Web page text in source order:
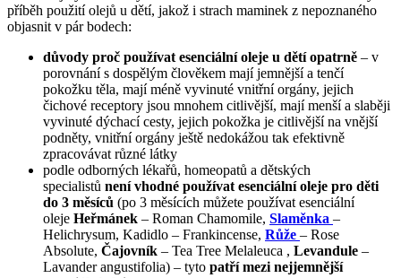
příběh použití olejů u dětí, jakož i strach maminek z nepoznaného
objasnit v pár bodech:
důvody proč používat esenciální oleje u dětí opatrně – v
porovnání s dospělým člověkem mají jemnější a tenčí
pokožku těla, mají méně vyvinuté vnitřní orgány, jejich
čichové receptory jsou mnohem citlivější, mají menší a slaběji
vyvinuté dýchací cesty, jejich pokožka je citlivější na vnější
podněty, vnitřní orgány ještě nedokážou tak efektivně
zpracovávat různé látky
podle odborných lékařů, homeopatů a dětských
specialistů není vhodné používat esenciální oleje pro děti
do 3 měsíců (po 3 měsících můžete používat esenciální
oleje Heřmánek – Roman Chamomile, Slaměnka –
Helichrysum, Kadidlo – Frankincense, Růže – Rose
Absolute, Čajovník – Tea Tree Melaleuca , Levandule –
Lavander angustifolia) – tyto patří mezi nejjemnější